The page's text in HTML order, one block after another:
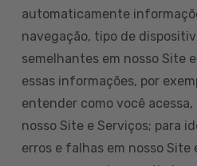
automaticamente
navegação, tipo de
semelhantes em nosso Site
essas informações, por
entender como você
nosso Site e Serviços; para
erros e falhas em nosso Site